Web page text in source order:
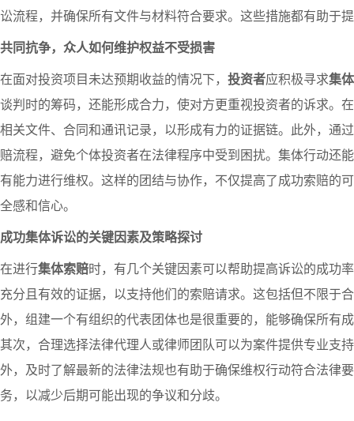
讼流程，并确保所有文件与材料符合要求。这些措施都有助于
共同抗争，众人如何维护权益不受损害
在面对投资项目未达预期收益的情况下， 投资者应积极寻求集
谈判时的筹码，还能形成合力，使对方更重视投资者的诉求。
相关文件、合同和通讯记录，以形成有力的证据链。此外，通
赔流程，避免个体投资者在法律程序中受到困扰。集体行动还
有能力进行维权。这样的团结与协作，不仅提高了成功索赔的
全感和信心。
成功集体诉讼的关键因素及策略探讨
在进行集体索赔时，有几个关键因素可以帮助提高诉讼的成功
充分且有效的证据，以支持他们的索赔请求。这包括但不限于
外，组建一个有组织的代表团体也是很重要的，能够确保所有
其次，合理选择法律代理人或律师团队可以为案件提供专业支
外，及时了解最新的法律法规也有助于确保维权行动符合法律
务，以减少后期可能出现的争议和分歧。